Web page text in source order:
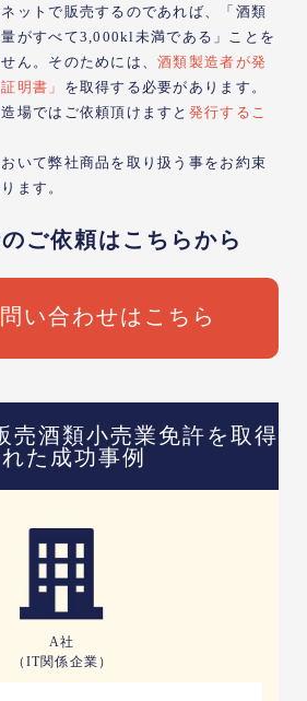
ットで販売するのであれば、「酒類
がすべて3,000kl未満である」ことを
ん。そのためには、酒類製造者が発
明書」
を取得する必要があります。
場ではご依頼頂けますと 発行するこ
おいて弊社商品を取り扱う事をお約束
ます。
ご依頼はこちらから
い合わせはこちら
売酒類小売業免許を取得
た成功事例
A社
（IT関係企業）